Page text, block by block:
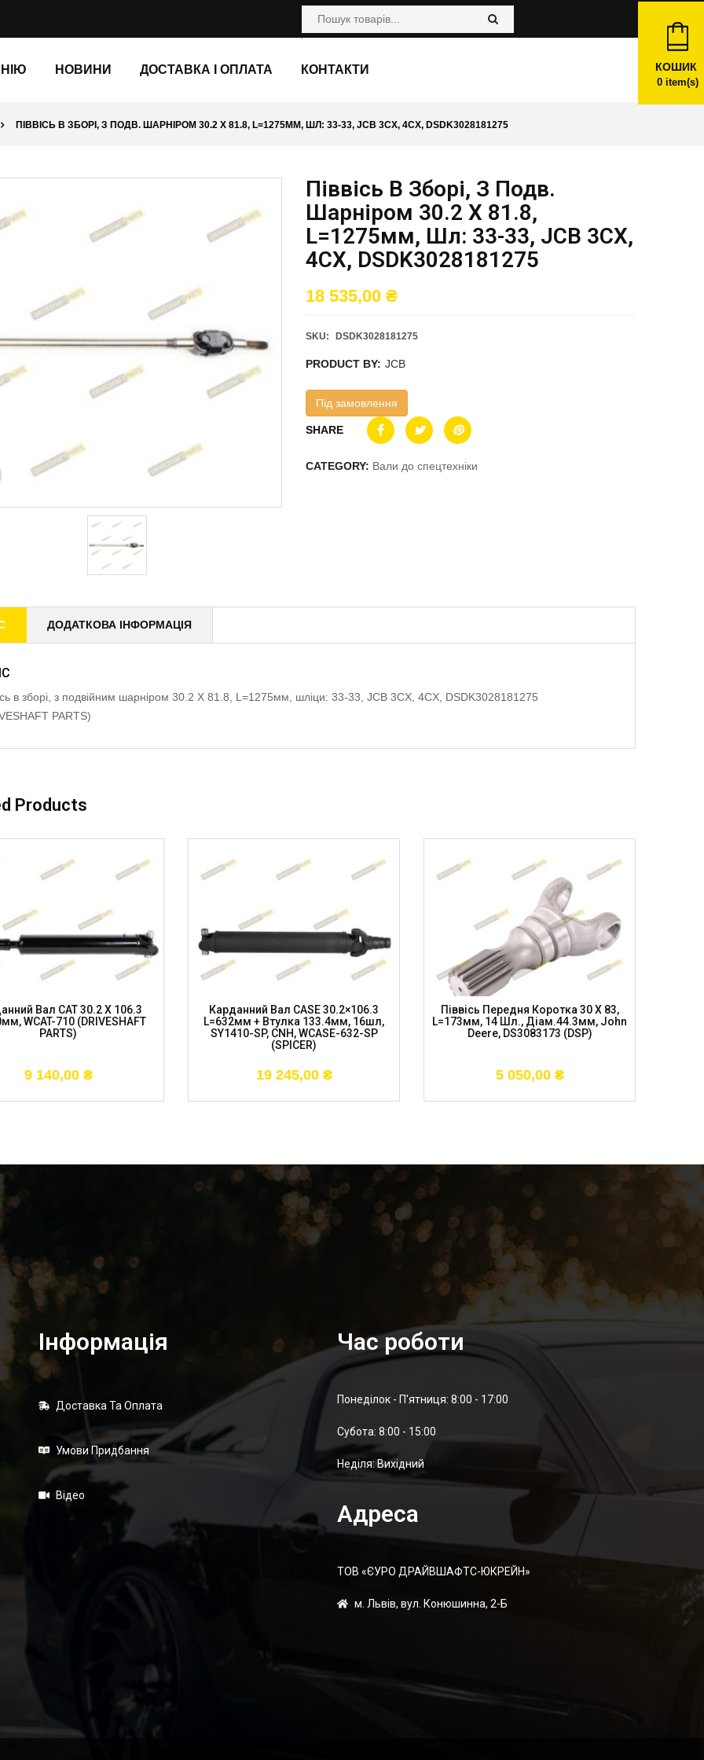
НОВИНИ ДОСТАВКА І ОПЛАТА КОНТАКТИ КОШИК
0item(s)
ПІВВІСЬ В ЗБОРІ, З ПОДВ. ШАРНІРОМ 30.2 X 81.8, L=1275ММ, ШЛ: 33-33, JCB 3CX, 4CX, DSDK3028181275
Піввісь В Зборі, З Подв.
Шарніром 30.2 X 81.8,
L=1275мм, Шл: 33-33, JCB 3CX,
4CX, DSDK3028181275
18 535,00 ₴
SKU: DSDK3028181275
PRODUCT BY: JCB
Під замовлення
SHARE
CATEGORY: Вали до спецтехніки
ДОДАТКОВА ІНФОРМАЦІЯ
в зборі, з подвійним шарніром 30.2 X 81.8, L=1275мм, шліци: 33-33, JCB 3CX, 4CX, DSDK3028181275
PARTS)
Products
Вал CAT 30.2 X 106.3
WCAT-710 (DRIVESHAFT
PARTS)
9 140,00 ₴
Карданний Вал CASE 30.2×106.3
L=632мм + Втулка 133.4мм, 16шл,
SY1410-SP, CNH, WCASE-632-SP
(SPICER)
19 245,00 ₴
Піввісь Передня Коротка 30 X 83,
L=173мм, 14 Шл., Діам.44.3мм, John
Deere, DS3083173 (DSP)
5 050,00 ₴
Інформація
Доставка Та Оплата
Умови Придбання
Відео
Час роботи
Понеділок - П'ятниця: 8:00 - 17:00
Суботa: 8:00 - 15:00
Неділя: Вихідний
Адреса
ТОВ «ЄУРО ДРАЙВШАФТC-ЮКРЕЙН»
м. Львів, вул. Конюшинна, 2-Б